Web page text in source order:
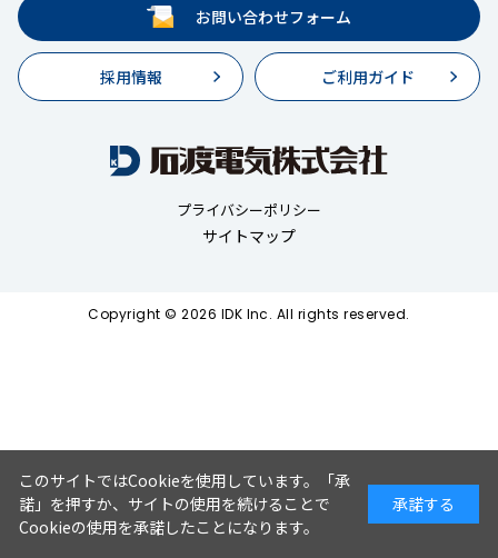
お問い合わせフォーム
採用情報 ご利用ガイド
プライバシーポリシー
サイトマップ
Copyright © 2026 IDK Inc. All rights reserved.
このサイトではCookieを使用しています。「承
諾」を押すか、サイトの使用を続けることで
Cookieの使用を承諾したことになります。
承諾する